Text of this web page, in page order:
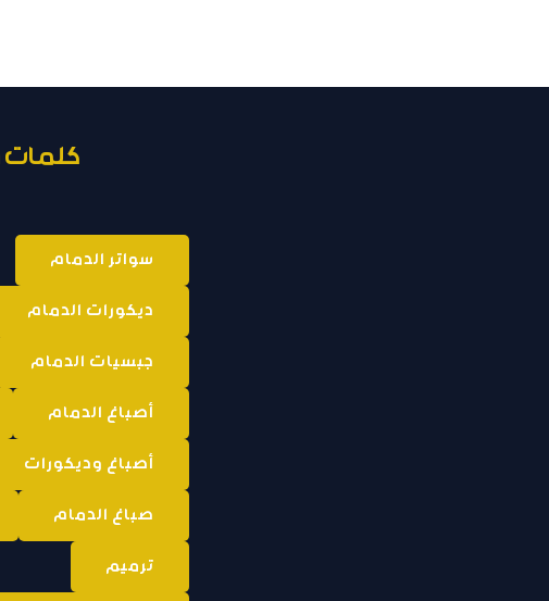
كلمات
سواتر الدمام
ديكورات الدمام
جبسيات الدمام
أصباغ الدمام
أصباغ وديكورات
صباغ الدمام
ترميم